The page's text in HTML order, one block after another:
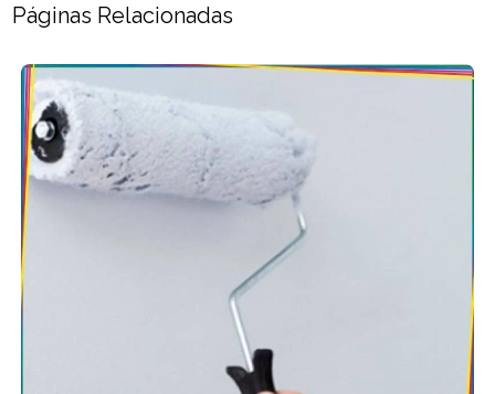
Páginas Relacionadas